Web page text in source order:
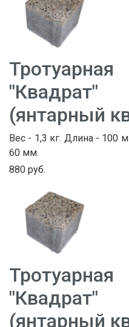
"Квадрат"
(янтарный
Вес - 1,3 кг. Длина - 100
60 мм.
880 руб.
"Квадрат"
(янтарный